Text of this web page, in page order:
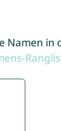
Namen in